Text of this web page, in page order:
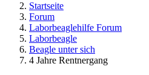
Startseite
Forum
Laborbeaglehilfe Forum
Laborbeagle
Beagle unter sich
4 Jahre Rentnergang